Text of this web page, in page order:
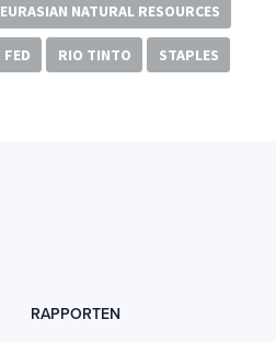
EURASIAN NATURAL RESOURCES
FED RIO TINTO STAPLES
RAPPORTEN